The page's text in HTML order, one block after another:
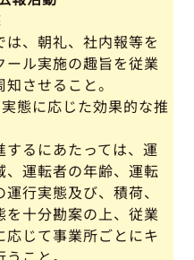
、朝礼、社内報等を
ール実施の趣旨を従業
させること。
態に応じた効果的な推
るにあたっては、運
、運転者の年齢、運転
行実態及び、積荷、
を十分勘案の上、従業
応じて事業所ごとにキ